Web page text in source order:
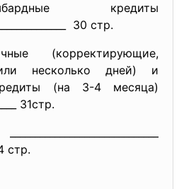
кредиты
_____ 30 стр.
(корректирующие,
несколько дней) и
(на 3-4 месяца)
31стр.
стр.